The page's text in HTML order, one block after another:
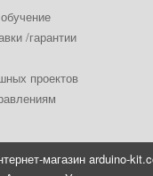
/гарантии
проектов
магазин arduino-